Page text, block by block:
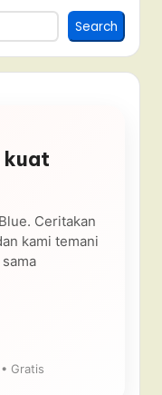
Search
kuat
Ceritakan
kami temani
Gratis